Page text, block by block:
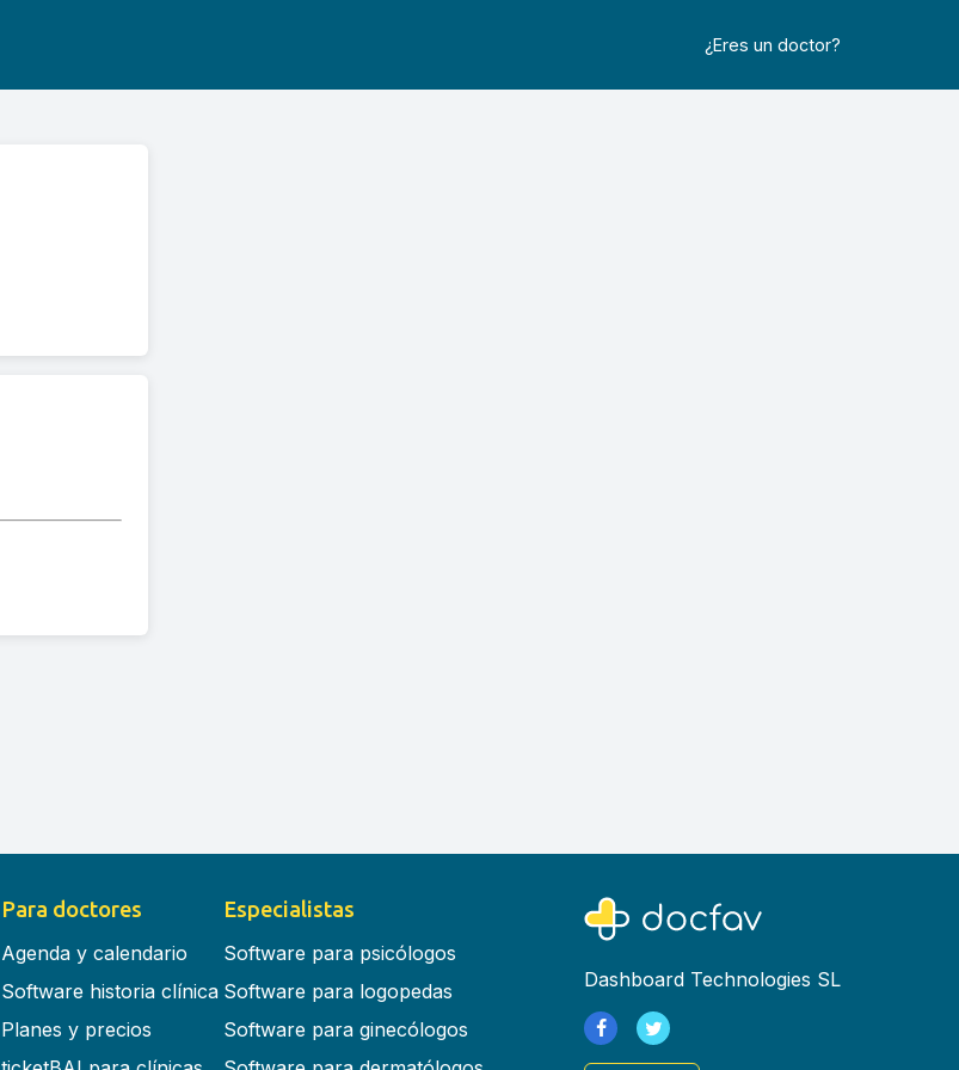
¿Eres un doctor?
Para doctores
Agenda y calendario
Software historia clínica
Planes y precios
Especialistas
Software para psicólogos
Software para logopedas
Software para ginecólogos
Dashboard Technologies SL